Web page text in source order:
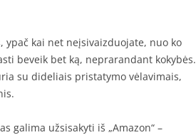
kai net neįsivaizduojate, nuo ko
beveik bet ką, neprarandant kokybės.
su dideliais pristatymo vėlavimais,
galima užsisakyti iš „Amazon“ –